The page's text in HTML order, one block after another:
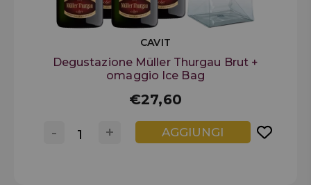
CAVIT
Degustazione Müller Thurgau Brut +
omaggio Ice Bag
€27,60
+
- AGGIUNGI